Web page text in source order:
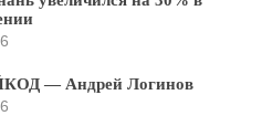
— Андрей Логинов